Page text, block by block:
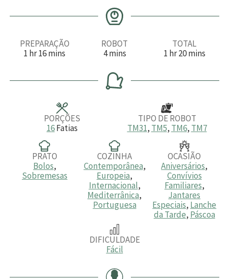
PREPARAÇÃO
1 h
a
hr16m
u
mins
ROBOT
4m
n
u
t
mins
TOTAL
1h
a
hr20m
u
mins
PORÇÕES
16Fatias
TIPO DE ROBOT
TM31, TM5, TM6, TM7
PRATO
Bolos,
Sobremesas
COZINHA
Contemporânea,
Europeia,
Internacional,
Mediterrânica,
Portuguesa
OCASIÃO
Aniversários,
Convívios
Familiares,
Jantares
Especiais, Lanche
da Tarde, Páscoa
DIFICULDADE
Fácil